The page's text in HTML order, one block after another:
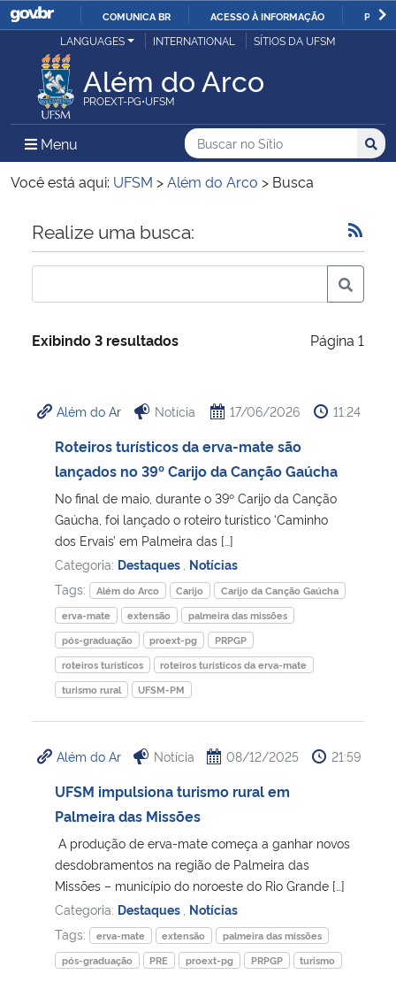
IR
O
COMUNICA BR ACESSO À INFORMAÇÃO
Ministério da Justiça e Segurança Pública
Ministério da Defesa
Ministério das Relações Exteriores
Ministério da Economia
Ministério da Infraestrutura
Ministério da Cidadania
Ministério de Minas e Energia
Ministério da Ciência, Tecnologia, Inovações e Comunicações
Ministério do Meio Ambiente
Ministério do Turismo
Ministério do Desenvolvimento Regional
Ministério da Mulher, da Família e dos Direitos Humanos
Secretaria de Governo
Gabinete de Segurança Institucional
Advocacia-Geral da União
LANGUAGES INTERNATIONAL SÍTIOS DA UFSM
Além do Arco
PROEXT-PG•UFSM
Menu Menu Principal do Sítio
Busca
Buscar no no Sítio
Busca:
Você está aqui: UFSM >Além do Arco > Busca
Início do conteúdo
Realize uma busca:
Exibindo 3 resultados Página 1
Além do Ar Notícia 17/06/2026 11:24
Roteiros turísticos da erva-mate são
lançados no 39º Carijo da Canção Gaúcha
No final de maio, durante o 39º Carijo da Canção
Gaúcha, foi lançado o roteiro turístico ‘Caminho
dos Ervais’ em Palmeira das […]
Categoria: Destaques Notícias
Tags:
Além do Arco Carijo
Carijo da Canção Gaúcha
erva-mate
extensão
palmeira das missões
pós-graduação
proext-pg
PRPGP
roteiros turísticos
roteiros turísticos da erva-mate
turismo rural
UFSM-PM
Além do Ar Notícia 08/12/2025 21:59
UFSM impulsiona turismo rural em
Palmeira das Missões
A produção de erva-mate começa a ganhar novos
desdobramentos na região de Palmeira das
Missões – município do noroeste do Rio Grande […]
Categoria: Destaques Notícias
Tags:
erva-mate extensão
palmeira das missões
pós-graduação
PRE proext-pg PRPGP turismo